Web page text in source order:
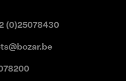
(0)25078430